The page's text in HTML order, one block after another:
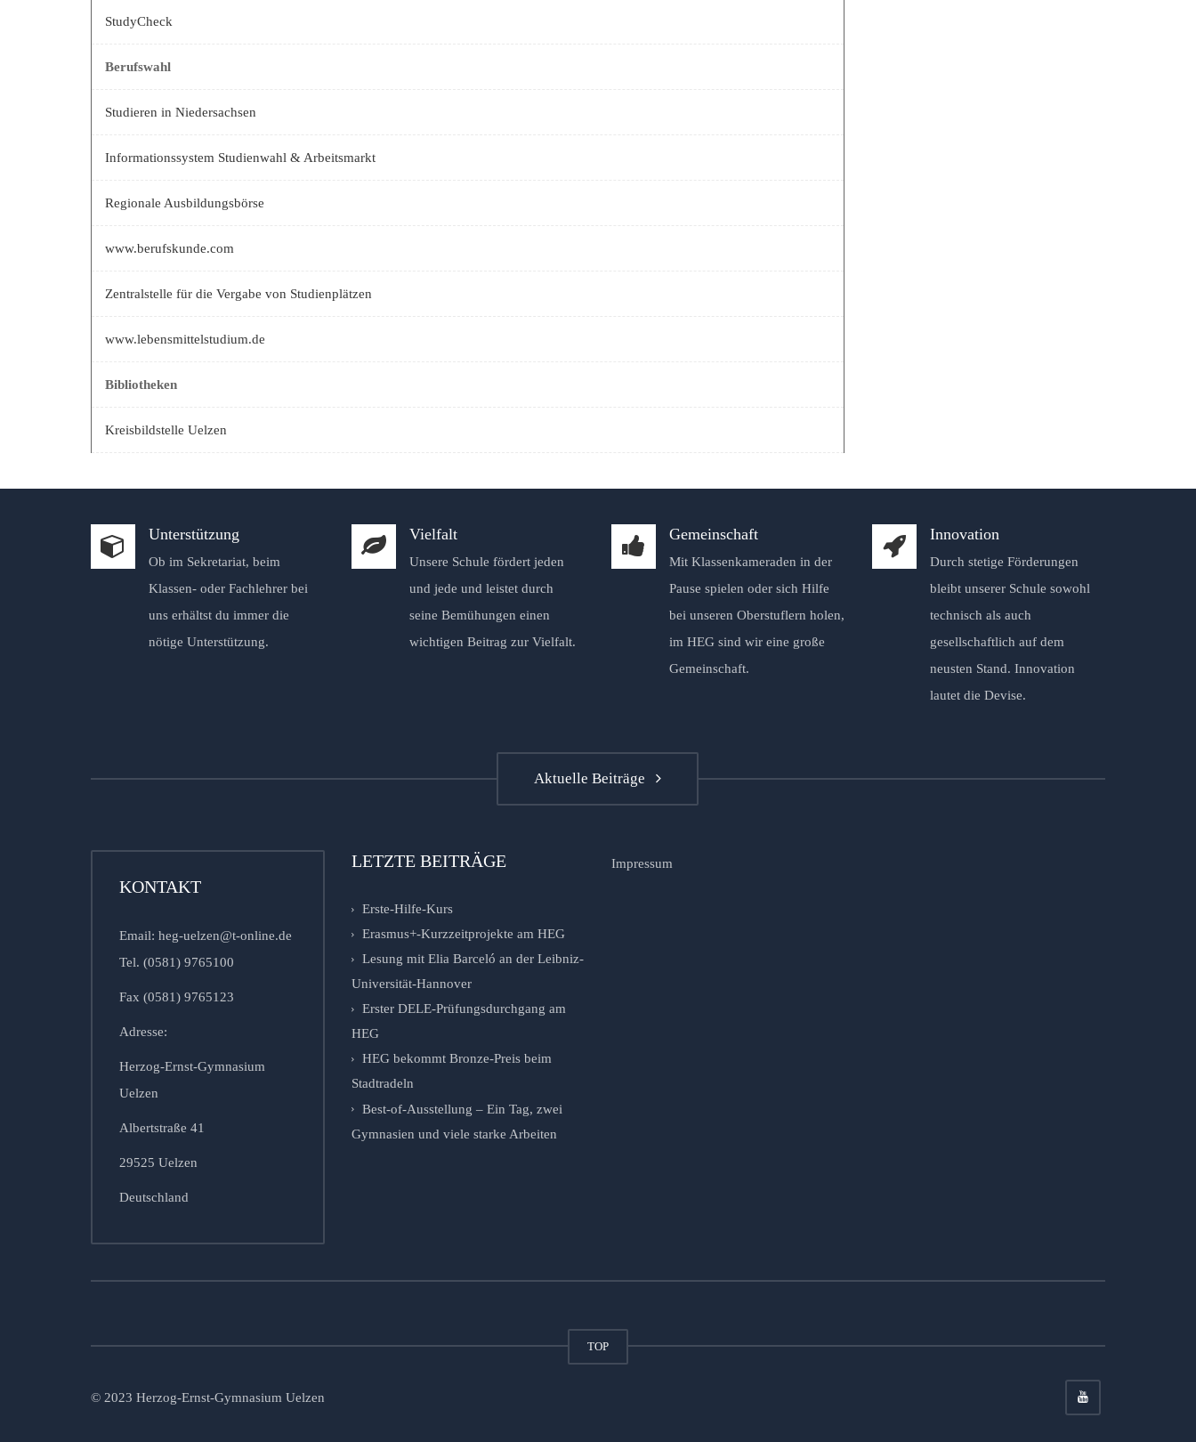
StudyCheck
Berufswahl
Studieren in Niedersachsen
Informationssystem Studienwahl & Arbeitsmarkt
Regionale Ausbildungsbörse
www.berufskunde.com
Zentralstelle für die Vergabe von Studienplätzen
www.lebensmittelstudium.de
Bibliotheken
Kreisbildstelle Uelzen
Unterstützung
Ob im Sekretariat, beim
Klassen- oder Fachlehrer bei
uns erhältst du immer die
nötige Unterstützung.
Vielfalt
Unsere Schule fördert jeden
und jede und leistet durch
seine Bemühungen einen
wichtigen Beitrag zur Vielfalt.
Gemeinschaft
Mit Klassenkameraden in der
Pause spielen oder sich Hilfe
bei unseren Oberstuflern holen,
im HEG sind wir eine große
Gemeinschaft.
Innovation
Durch stetige Förderungen
bleibt unserer Schule sowohl
technisch als auch
gesellschaftlich auf dem
neusten Stand. Innovation
lautet die Devise.
Aktuelle Beiträge
KONTAKT
Email: heg-uelzen@t-online.de
Tel. (0581) 9765100
Fax (0581) 9765123
Adresse:
Herzog-Ernst-Gymnasium
Uelzen
Albertstraße 41
29525 Uelzen
Deutschland
LETZTE BEITRÄGE
Erste-Hilfe-Kurs
Erasmus+-Kurzzeitprojekte am HEG
Lesung mit Elia Barceló an der Leibniz-
Universität-Hannover
Erster DELE-Prüfungsdurchgang am
HEG
HEG bekommt Bronze-Preis beim
Stadtradeln
Best-of-Ausstellung – Ein Tag, zwei
Gymnasien und viele starke Arbeiten
Impressum
TOP
© 2023 Herzog-Ernst-Gymnasium Uelzen